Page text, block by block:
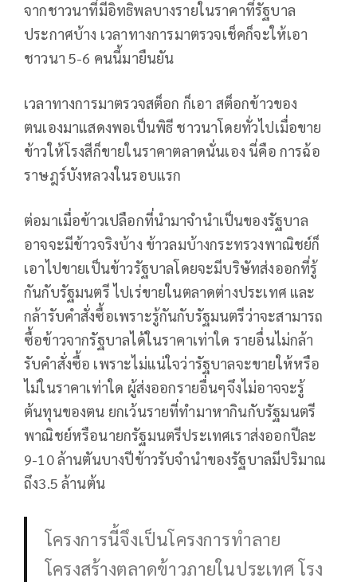
จากชาวนาที่มีอิทธิพลบางรายในราคาที่รัฐบาล
ประกาศบ้าง เวลาทางการมาตรวจเช็คก็จะให้เอา
ชาวนา 5-6 คนนี้มายืนยัน
เวลาทางการมาตรวจสต็อก ก็เอา สต็อกข้าวของ
ตนเองมาแสดงพอเป็นพิธี ชาวนาโดยทั่วไปเมื่อขาย
ข้าวให้โรงสีก็ขายในราคาตลาดนั่นเอง นี่คือ การฉ้อ
ราษฎร์บังหลวงในรอบแรก
ต่อมาเมื่อข้าวเปลือกที่นำมาจำนำเป็นของรัฐบาล
อาจจะมีข้าวจริงบ้าง ข้าวลมบ้างกระทรวงพาณิชย์ก็
เอาไปขายเป็นข้าวรัฐบาลโดยจะมีบริษัทส่งออกที่รู้
กันกับรัฐมนตรี ไปเร่ขายในตลาดต่างประเทศ และ
กล้ารับคำสั่งซื้อเพราะรู้กันกับรัฐมนตรีว่าจะสามารถ
ซื้อข้าวจากรัฐบาลได้ในราคาเท่าใด รายอื่นไม่กล้า
รับคำสั่งซื้อ เพราะไม่แน่ใจว่ารัฐบาลจะขายให้หรือ
ไม่ในราคาเท่าใด ผู้ส่งออกรายอื่นๆจึงไม่อาจจะรู้
ต้นทุนของตน ยกเว้นรายที่ทำมาหากินกับรัฐมนตรี
พาณิชย์หรือนายกรัฐมนตรีประเทศเราส่งออกปีละ
9-10 ล้านตันบางปีข้าวรับจำนำของรัฐบาลมีปริมาณ
ถึง3.5 ล้านต้น
โครงการนี้จึงเป็นโครงการทำลาย
โครงสร้างตลาดข้าวภายในประเทศ โรง